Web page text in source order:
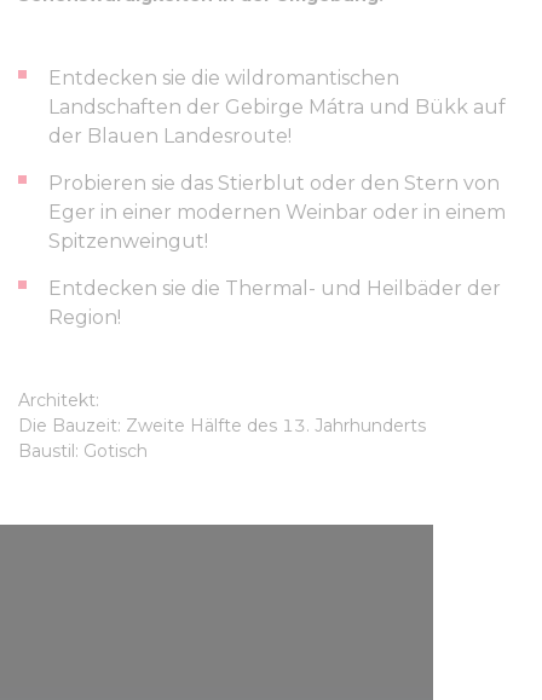
Entdecken sie die wildromantischen
Landschaften der Gebirge Mátra und Bükk auf
der Blauen Landesroute!
Probieren sie das Stierblut oder den Stern von
Eger in einer modernen Weinbar oder in einem
Spitzenweingut!
Entdecken sie die Thermal- und Heilbäder der
Region!
Architekt:
Die Bauzeit: Zweite Hälfte des 13. Jahrhunderts
Baustil: Gotisch